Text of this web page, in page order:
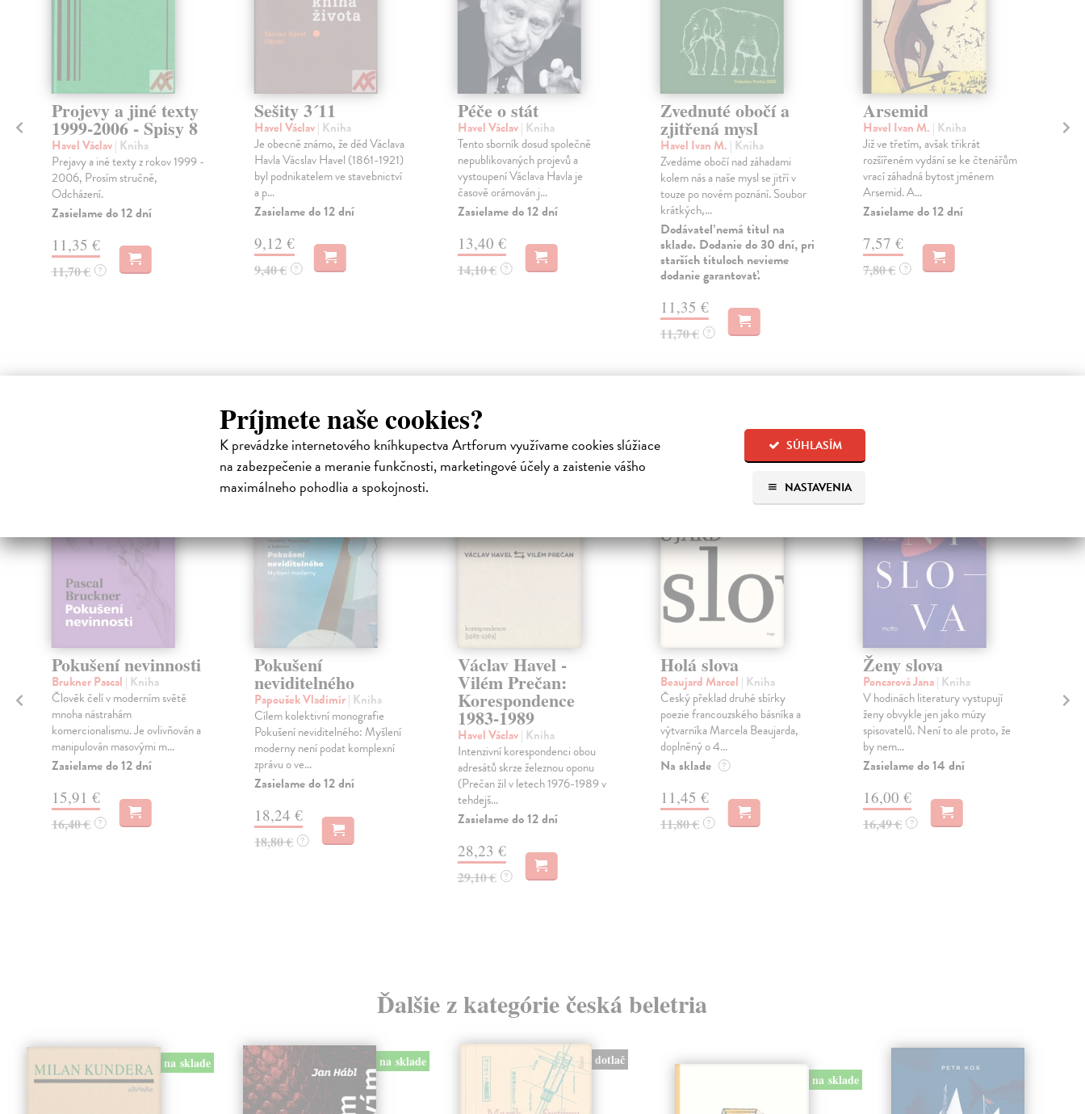
Príjmete naše cookies?
K prevádzke internetového kníhkupectva Artforum využívame cookies slúžiace
na zabezpečenie a meranie funkčnosti, marketingové účely a zaistenie vášho
maximálneho pohodlia a spokojnosti.
SÚHLASÍM
NASTAVENIA
Projevy a jiné texty
1999-2006 - Spisy 8
Havel Václav| Kniha
Prejavy a iné texty z rokov 1999 -
2006, Prosím stručně,
Odcházení.
Zasielame do 12 dní
11,35 €
11,70 € ?
Sešity 3´11
Havel Václav| Kniha
Je obecně známo, že děd Václava
Havla Vácslav Havel (1861-1921)
byl podnikatelem ve stavebnictví
a p...
Zasielame do 12 dní
9,12 €
9,40 € ?
Péče o stát
Havel Václav| Kniha
Tento sborník dosud společně
nepublikovaných projevů a
vystoupení Václava Havla je
časově orámován j...
Zasielame do 12 dní
13,40 €
14,10 € ?
Zvednuté obočí a
zjitřená mysl
Havel Ivan M. | Kniha
Zvedáme obočí nad záhadami
kolem nás a naše mysl se jitří v
touze po novém poznání. Soubor
krátkých,...
Dodávateľ nemá titul na
sklade. Dodanie do 30 dní, pri
starších tituloch nevieme
dodanie garantovať.
11,35 €
11,70 € ?
Arsemid
Havel Ivan M. | Kniha
Již ve třetím, avšak třikrát
rozšířeném vydání se ke čtenářům
vrací záhadná bytost jménem
Arsemid. A...
Zasielame do 12 dní
7,57 €
7,80 € ?
Čitatelia s podobným vkusom si kúpili aj:
Pokušení nevinnosti
Brukner Pascal | Kniha
Člověk čelí v moderním světě
mnoha nástrahám
komercionalismu. Je ovlivňován a
manipulován masovými m...
Zasielame do 12 dní
15,91 €
16,40 € ?
Pokušení
neviditelného
Papoušek Vladimír| Kniha
Cílem kolektivní monografie
Pokušení neviditelného: Myšlení
moderny není podat komplexní
zprávu o ve...
Zasielame do 12 dní
18,24 €
18,80 € ?
Václav Havel -
Vilém Prečan:
Korespondence
1983-1989
Havel Václav| Kniha
Intenzivní korespondenci obou
adresátů skrze železnou oponu
(Prečan žil v letech 1976-1989 v
tehdejš...
Zasielame do 12 dní
28,23 €
29,10 € ?
Holá slova
Beaujard Marcel | Kniha
Český překlad druhé sbírky
poezie francouzského básníka a
výtvarníka Marcela Beaujarda,
doplněný o 4...
Na sklade ?
11,45 €
11,80 € ?
Ženy slova
Poncarová Jana| Kniha
V hodinách literatury vystupují
ženy obvykle jen jako múzy
spisovatelů. Není to ale proto, že
by nem...
Zasielame do 14 dní
16,00 €
16,49 € ?
Ďalšie z kategórie česká beletria
na sklade na sklade dotlač
na sklade